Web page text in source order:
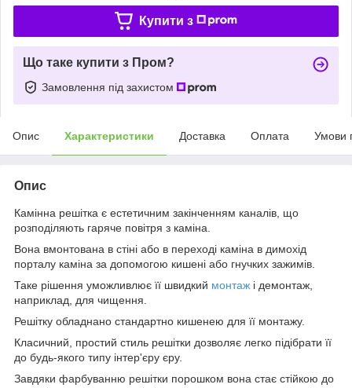
Купити з
Що таке купити з Пром?
Замовлення під захистом
Опис Характеристики Доставка Оплата Умови
Опис
Камінна решітка є естетичним закінченням каналів, що
розподіляють гаряче повітря з каміна.
Вона вмонтована в стіні або в переході каміна в димохід
порталу каміна за допомогою кишені або гнучких зажимів.
Таке рішення уможливлює її швидкий монтаж і демонтаж,
наприклад, для чищення.
Решітку обладнано стандартно кишенею для її монтажу.
Класичний, простий стиль решітки дозволяє легко підібрати її
до будь-якого типу інтер'єру єру.
Завдяки фарбуванню решітки порошком вона стає стійкою до